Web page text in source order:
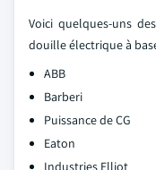
Voici quelques-uns
douille électrique à
ABB
Barberi
Puissance de CG
Eaton
Industries Elliot